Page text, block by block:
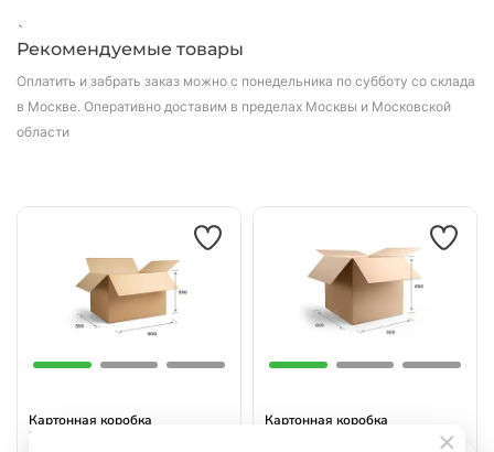
`
Рекомендуемые товары
Оплатить и забрать заказ можно с понедельника по субботу со склада
в Москве. Оперативно доставим в пределах Москвы и Московской
области
Картонная коробка
800х550х550 Т24 С Бурый
Картонная коробка